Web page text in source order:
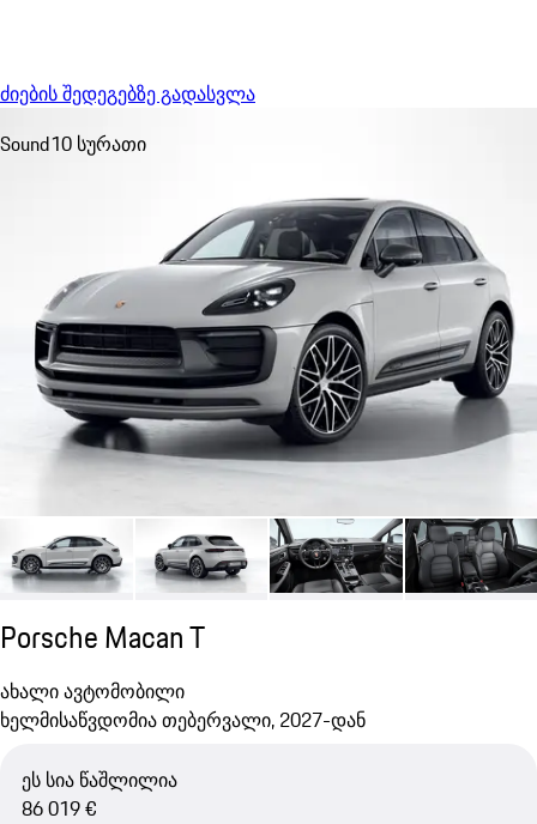
ძიების შედეგებზე გადასვლა
Sound10 სურათი
Porsche Macan T
ახალი ავტომობილი
ხელმისაწვდომია თებერვალი, 2027-დან
ეს სია წაშლილია
86 019 €